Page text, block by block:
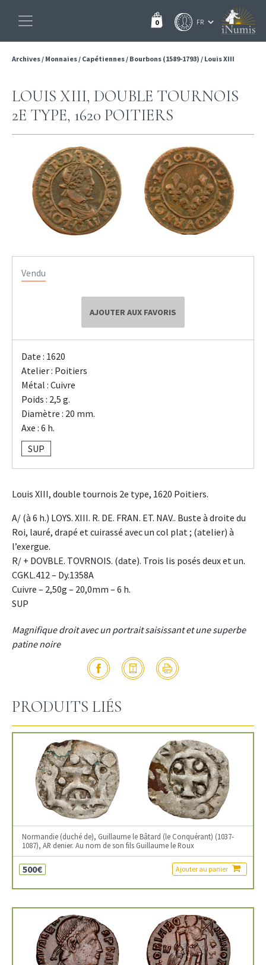
0
Archives/ Monnaies/ Capétiennes/ Bourbons (1589-1793) / Louis XIII
LOUIS XIII, DOUBLE TOURNOIS
2E TYPE, 1620 POITIERS
Vendu
AJOUTER AUX FAVORIS
Date : 1620
Atelier : Poitiers
Métal : Cuivre
Poids : 2,5 g.
Diamètre : 20 mm.
Axe : 6 h.
SUP
Louis XIII, double tournois 2e type, 1620 Poitiers.
A/ (à 6 h.) LOYS. XIII. R. DE. FRAN. ET. NAV.. Buste à droite du
Roi, lauré, drapé et cuirassé avec un col plat ; (atelier) à
l’exergue.
R/ + DOVBLE. TOVRNOIS. (date). Trois lis posés deux et un.
CGKL.412 – Dy.1358A
Cuivre – 2,50g – 20,0mm – 6 h.
SUP
Magnifique droit avec un portrait saisissant et une superbe
patine noire
PRODUITS LIÉS
Normandie (duché de), Guillaume le Bâtard (le Conquérant) (1037-
1087), AR denier. Au nom de son fils Guillaume le Roux
500€ Ajouter au panier